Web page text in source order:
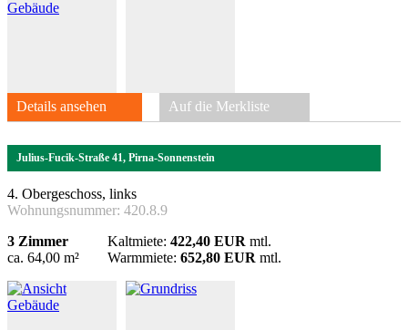
Details ansehen Auf die Merkliste
Julius-Fucik-Straße 41, Pirna-Sonnenstein
4. Obergeschoss, links
Wohnungsnummer: 420.8.9
3 Zimmer
ca. 64,00 m²
Kaltmiete: 422,40 EUR mtl.
Warmmiete: 652,80 EUR mtl.